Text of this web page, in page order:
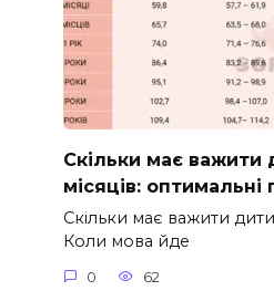
Скільки має важити
місяців: оптимальні
Скільки має важити
Коли мова йде
0 62